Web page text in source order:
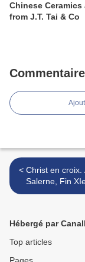
Chinese
from J.T. Tai & Co
< Christ en croix. Atelier de
Salerne, Fin
Hébergé par
Top articles